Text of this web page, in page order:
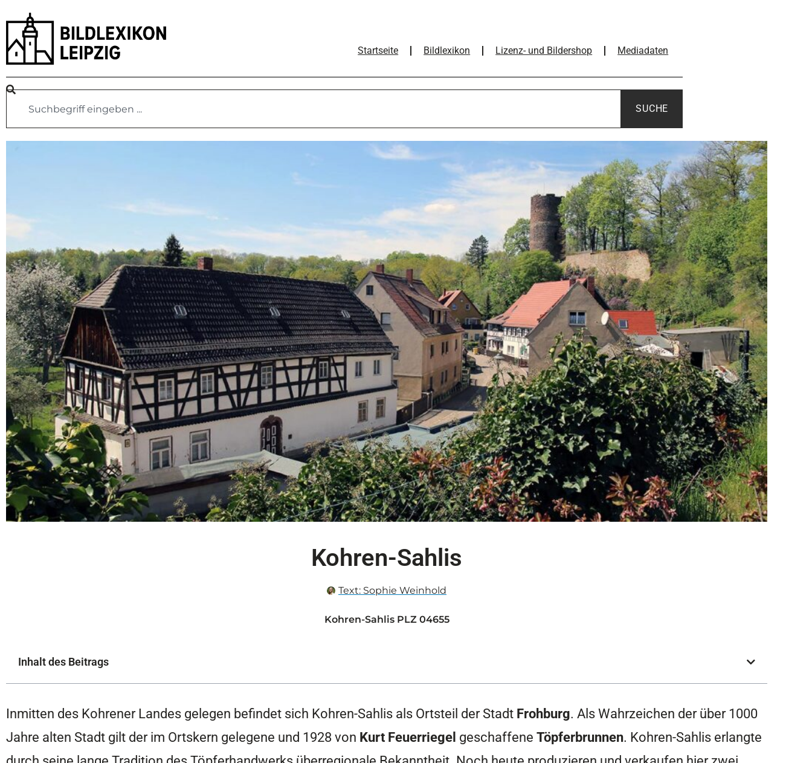
Startseite Bildlexikon Lizenz- und Bildershop Mediadaten
SUCHE
Kohren-Sahlis
Text: Sophie Weinhold
Kohren-Sahlis PLZ 04655
Inhalt des Beitrags
Inmitten des Kohrener Landes gelegen befindet sich Kohren-Sahlis als Ortsteil der Stadt Frohburg. Als Wahrzeichen der über 1000
Jahre alten Stadt gilt der im Ortskern gelegene und 1928 von Kurt Feuerriegel geschaffene Töpferbrunnen. Kohren-Sahlis erlangte